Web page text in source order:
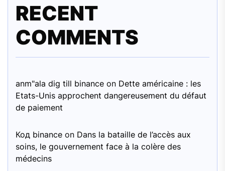
RECENT
COMMENTS
anm"ala dig till binance on Dette américaine : les
Etats-Unis approchent dangereusement du défaut
de paiement
Код binance on Dans la bataille de l’accès aux
soins, le gouvernement face à la colère des
médecins